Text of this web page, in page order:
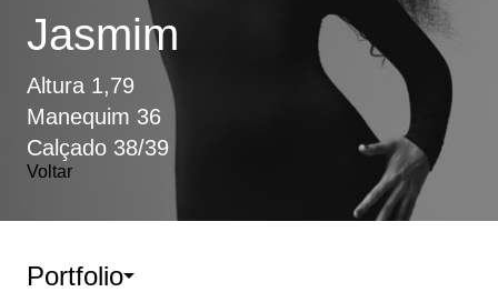
Jasmim
Altura 1,79
Manequim 36
Calçado 38/39
Voltar
Portfolio